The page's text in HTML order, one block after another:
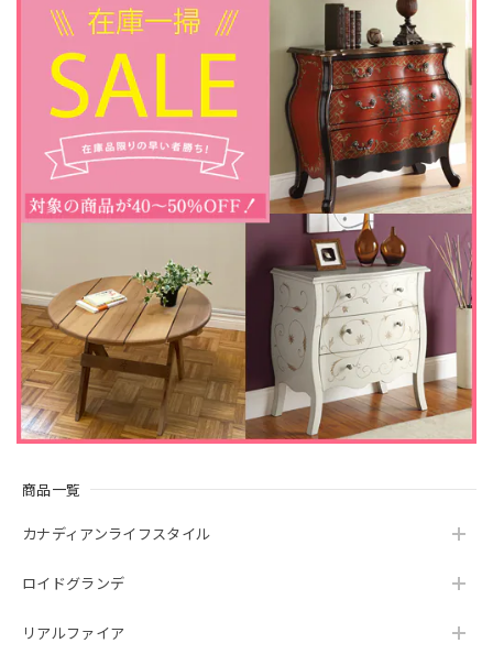
商品一覧
カナディアンライフスタイル
ロイドグランデ
リアルファイア
アウトレット128 / 23インチ 遠赤外線３D電気暖炉 シシリアンハーヴェスト アンティークアイボリー / 棚飾りの一部に歪み・補修跡あり / ロイドグランデ / 送料、開梱・組立・設置無料 / LLOYD GRANDE / ハイグレード電気暖炉シリーズ
2024/12/01
アウトレットでしたので、商品のキズなどが大丈夫か気にな
っていましたが、納品された物は特に気になりませんでし
た。元々購入を予定していたものでしたので、安く購入でき
て良かったです。商品の発送も迅速にして頂き、助かりまし
この度はご購入いただき、誠にありがとうござ
いました。 当店でのお買い物にご満足いただけ
ましたこと、大変嬉しく存じます。 引き続き、
何卒よろしくお願いいたします。
素敵な電気暖炉でインテリアに馴染み、部屋のオシャレ度も
れ、いつまでも見ていられます。そしてとても癒されます。
で、ブレーカーが何度か落ちました。ヒーターを使わず炎だ